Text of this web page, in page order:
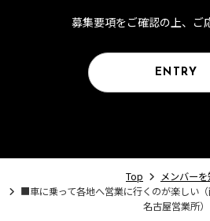
募集要項をご確認の上、ご
ENTRY
Top
メンバーを
■車に乗って各地へ営業に行くのが楽しい
名古屋営業所）